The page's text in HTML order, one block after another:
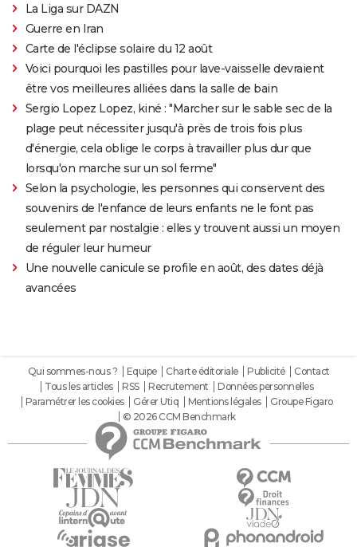
La Liga sur DAZN
Guerre en Iran
Carte de l'éclipse solaire du 12 août
Voici pourquoi les pastilles pour lave-vaisselle devraient
être vos meilleures alliées dans la salle de bain
Sergio Lopez Lopez, kiné : "Marcher sur le sable sec de la
plage peut nécessiter jusqu'à près de trois fois plus
d'énergie, cela oblige le corps à travailler plus dur que
lorsqu'on marche sur un sol ferme"
Selon la psychologie, les personnes qui conservent des
souvenirs de l'enfance de leurs enfants ne le font pas
seulement par nostalgie : elles y trouvent aussi un moyen
de réguler leur humeur
Une nouvelle canicule se profile en août, des dates déjà
avancées
Qui sommes-nous ? Equipe Charte éditoriale Publicité
Contact
Tous les articles
RSS Recrutement
Données personnelles
Paramétrer les cookies
Gérer Utiq Mentions légales
Groupe Figaro
© 2026 CCM Benchmark